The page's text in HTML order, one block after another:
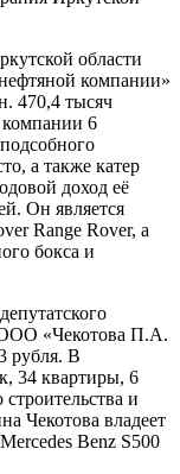
области
компании»
470,4 тысяч
компании 6
а также катер
доход её
Он является
Range Rover, а
бокса и
ООО «Чекотова П.А.
рубля. В
34 квартиры, 6
и
Чекотова владеет
Benz S500